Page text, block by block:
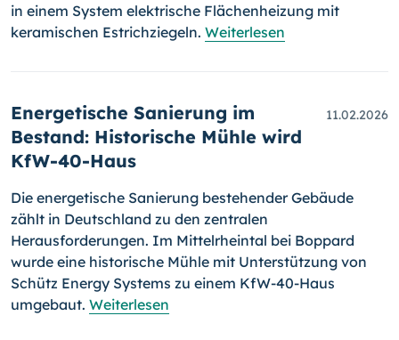
in einem System elektrische Flächenheizung mit
keramischen Estrichziegeln. Weiterlesen
Energetische Sanierung im
Bestand: Historische Mühle wird
KfW-40-Haus
11.02.2026
Die energetische Sanierung bestehender Gebäude
zählt in Deutschland zu den zentralen
Herausforderungen. Im Mittelrheintal bei Boppard
wurde eine historische Mühle mit Unterstützung von
Schütz Energy Systems zu einem KfW-40-Haus
umgebaut. Weiterlesen